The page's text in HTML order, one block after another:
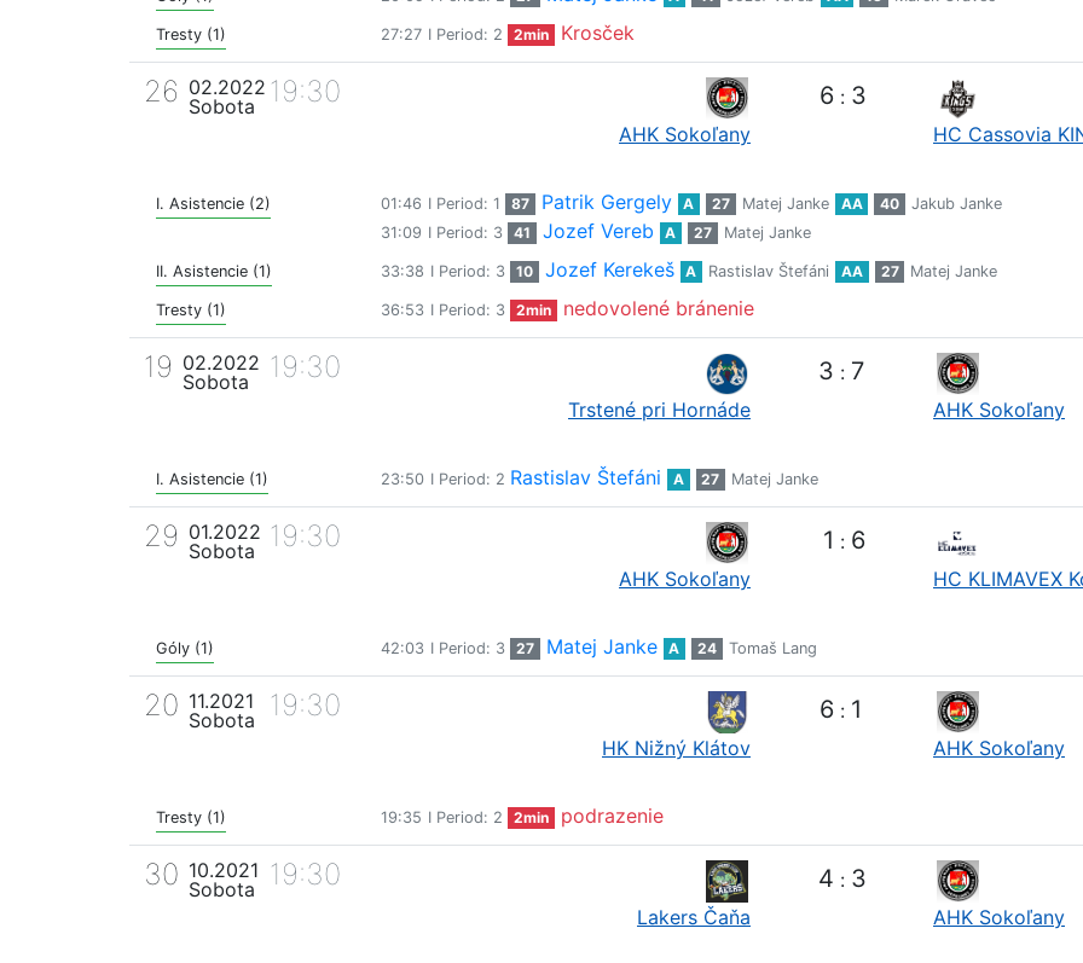
Tresty (1) 27:27 I Period: 2 2min Krosček
26 02.2022
Sobota
19:30
AHK Sokoľany
6 : 3
HC Cassovia
I. Asistencie (2) 01:46 I Period: 1 87 Patrik Gergely A 27 Matej Janke AA 40
Jakub Janke
31:09 I Period: 3 41 Jozef Vereb A 27 Matej Janke
II. Asistencie (1) 33:38 I Period: 3 10 Jozef Kerekeš A Rastislav Štefáni AA 27 Matej Janke
Tresty (1) 36:53 I Period: 3 2min nedovolené bránenie
19 02.2022
Sobota
19:30
Trstené pri Hornáde
3 : 7
AHK Sokoľany
I. Asistencie (1) 23:50 I Period: 2 Rastislav Štefáni A 27 Matej Janke
29 01.2022
Sobota
19:30
AHK Sokoľany
1 : 6
HC KLIMAVEX
Góly (1) 42:03 I Period: 3 27 Matej Janke A 24 Tomaš Lang
20 11.2021
Sobota
19:30
HK Nižný Klátov
6 : 1
AHK Sokoľany
Tresty (1) 19:35 I Period: 2 2min podrazenie
30 10.2021
Sobota
19:30
Lakers Čaňa
4 : 3
AHK Sokoľany